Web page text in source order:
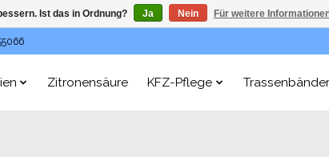
Zitronensäure KFZ-Pflege Trassenbänder
Ist das in Ordnung? Ja Nein Für weitere